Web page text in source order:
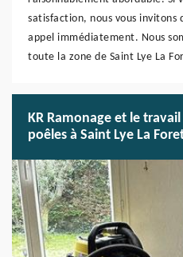
satisfaction, nous vous invitons
appel immédiatement. Nous
toute la zone de Saint Lye La
KR Ramonage et le
poêles à Saint Lye La